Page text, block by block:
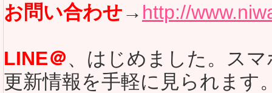
お問い合わせ→ http://
LINE＠、はじめました。ス
更新情報を手軽に見られます